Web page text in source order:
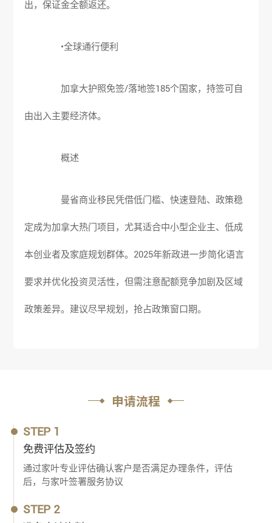
出，保证金全额返还。
•全球通行便利
加拿大护照免签/落地签185个国家，持签可自
由出入主要经济体。
概述
曼省商业移民凭借低门槛、快速登陆、政策稳
定成为加拿大热门项目，尤其适合中小型企业主、低成
本创业者及家庭规划群体。2025年新政进一步简化语言
要求并优化投资灵活性，但需注意配额竞争加剧及区域
政策差异。建议尽早规划，抢占政策窗口期。
申请流程
STEP 1
免费评估及签约
通过家叶专业评估确认客户是否满足办理条件，评估
后，与家叶签署服务协议
STEP 2